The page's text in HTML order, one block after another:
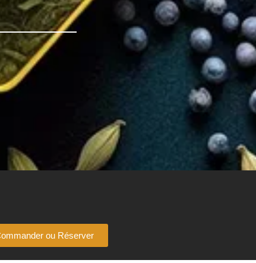
ou Réserver